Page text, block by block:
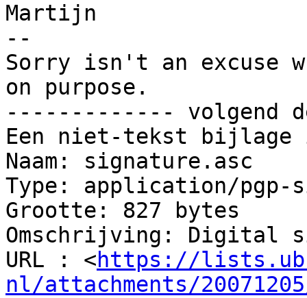
Martijn
--
Sorry isn't an excuse
on purpose.
------------- volgend
Een niet-tekst
Naam: signature.asc
Type: application/pgp-
Grootte: 827 bytes
Omschrijving: Digital
URL : <https://
nl/attachments/